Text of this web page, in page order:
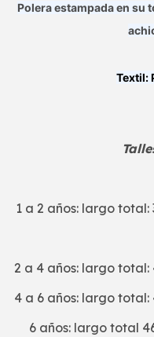
Polera estampada en su
Textil:
1 a 2 años: largo total:
2 a 4 años: largo total:
4 a 6 años: largo total:
6 años: largo total